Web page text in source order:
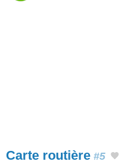
Carte routière #5